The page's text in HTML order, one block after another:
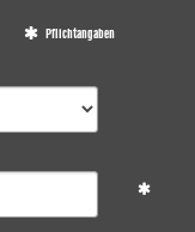
Pflichtangaben